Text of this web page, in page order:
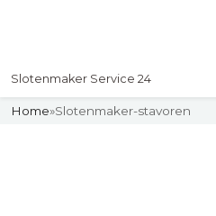
Slotenmaker Service 24
Home»Slotenmaker-stavoren